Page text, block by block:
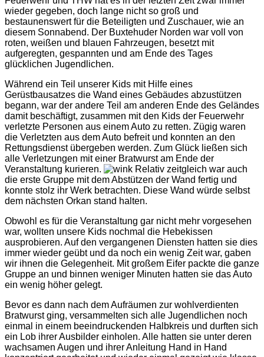
wieder gegeben, doch lange nicht so groß und
bestaunenswert für die Beteiligten und Zuschauer, wie an
diesem Sonnabend. Der Buxtehuder Norden war voll von
roten, weißen und blauen Fahrzeugen, besetzt mit
aufgeregten, gespannten und am Ende des Tages
glücklichen Jugendlichen.
Während ein Teil unserer Kids mit Hilfe eines
Gerüstbausatzes die Wand eines Gebäudes abzustützen
begann, war der andere Teil am anderen Ende des Geländes
damit beschäftigt, zusammen mit den Kids der Feuerwehr
verletzte Personen aus einem Auto zu retten. Zügig waren
die Verletzten aus dem Auto befreit und konnten an den
Rettungsdienst übergeben werden. Zum Glück ließen sich
alle Verletzungen mit einer Bratwurst am Ende der
Veranstaltung kurieren.
Relativ zeitgleich war auch
die erste Gruppe mit dem Abstützen der Wand fertig und
konnte stolz ihr Werk betrachten. Diese Wand würde selbst
dem nächsten Orkan stand halten.
Obwohl es für die Veranstaltung gar nicht mehr vorgesehen
war, wollten unsere Kids nochmal die Hebekissen
ausprobieren. Auf den vergangenen Diensten hatten sie dies
immer wieder geübt und da noch ein wenig Zeit war, gaben
wir ihnen die Gelegenheit. Mit großem Eifer packte die ganze
Gruppe an und binnen weniger Minuten hatten sie das Auto
ein wenig höher gelegt.
Bevor es dann nach dem Aufräumen zur wohlverdienten
Bratwurst ging, versammelten sich alle Jugendlichen noch
einmal in einem beeindruckenden Halbkreis und durften sich
ein Lob ihrer Ausbilder einholen. Alle hatten sie unter deren
wachsamen Augen und ihrer Anleitung Hand in Hand